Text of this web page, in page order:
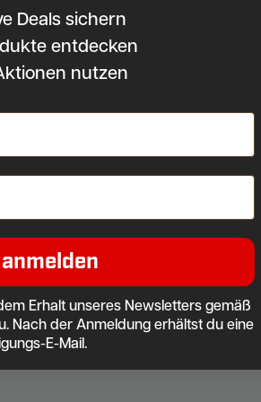
Küche, in der Werkstatt oder an der Theke.
Wera-Fans ist dieser Kapselöffner eine
Deals sichern
entdecken
nutzen
Erhalt unseres Newsletters gemäß
Nach der Anmeldung erhältst du eine
E-Mail.